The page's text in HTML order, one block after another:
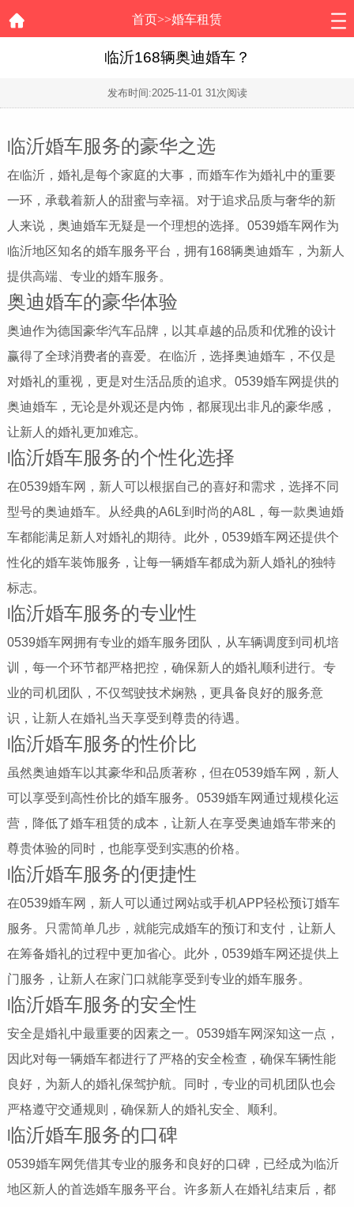
首页>>婚车租赁
临沂168辆奥迪婚车？
发布时间:2025-11-01 31次阅读
临沂婚车服务的豪华之选
在临沂，婚礼是每个家庭的大事，而婚车作为婚礼中的重要
一环，承载着新人的甜蜜与幸福。对于追求品质与奢华的新
人来说，奥迪婚车无疑是一个理想的选择。0539婚车网作为
临沂地区知名的婚车服务平台，拥有168辆奥迪婚车，为新人
提供高端、专业的婚车服务。
奥迪婚车的豪华体验
奥迪作为德国豪华汽车品牌，以其卓越的品质和优雅的设计
赢得了全球消费者的喜爱。在临沂，选择奥迪婚车，不仅是
对婚礼的重视，更是对生活品质的追求。0539婚车网提供的
奥迪婚车，无论是外观还是内饰，都展现出非凡的豪华感，
让新人的婚礼更加难忘。
临沂婚车服务的个性化选择
在0539婚车网，新人可以根据自己的喜好和需求，选择不同
型号的奥迪婚车。从经典的A6L到时尚的A8L，每一款奥迪婚
车都能满足新人对婚礼的期待。此外，0539婚车网还提供个
性化的婚车装饰服务，让每一辆婚车都成为新人婚礼的独特
标志。
临沂婚车服务的专业性
0539婚车网拥有专业的婚车服务团队，从车辆调度到司机培
训，每一个环节都严格把控，确保新人的婚礼顺利进行。专
业的司机团队，不仅驾驶技术娴熟，更具备良好的服务意
识，让新人在婚礼当天享受到尊贵的待遇。
临沂婚车服务的性价比
虽然奥迪婚车以其豪华和品质著称，但在0539婚车网，新人
可以享受到高性价比的婚车服务。0539婚车网通过规模化运
营，降低了婚车租赁的成本，让新人在享受奥迪婚车带来的
尊贵体验的同时，也能享受到实惠的价格。
临沂婚车服务的便捷性
在0539婚车网，新人可以通过网站或手机APP轻松预订婚车
服务。只需简单几步，就能完成婚车的预订和支付，让新人
在筹备婚礼的过程中更加省心。此外，0539婚车网还提供上
门服务，让新人在家门口就能享受到专业的婚车服务。
临沂婚车服务的安全性
安全是婚礼中最重要的因素之一。0539婚车网深知这一点，
因此对每一辆婚车都进行了严格的安全检查，确保车辆性能
良好，为新人的婚礼保驾护航。同时，专业的司机团队也会
严格遵守交通规则，确保新人的婚礼安全、顺利。
临沂婚车服务的口碑
0539婚车网凭借其专业的服务和良好的口碑，已经成为临沂
地区新人的首选婚车服务平台。许多新人在婚礼结束后，都